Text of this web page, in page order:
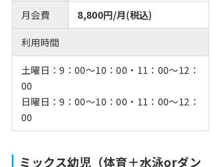
月会費
8,800円/月(税込)
利用時間
土曜日：9：00〜10：00・11：00〜12：
00
日曜日：9：00〜10：00・11：00〜12：
00
ミックス幼児（体育＋水泳orダン